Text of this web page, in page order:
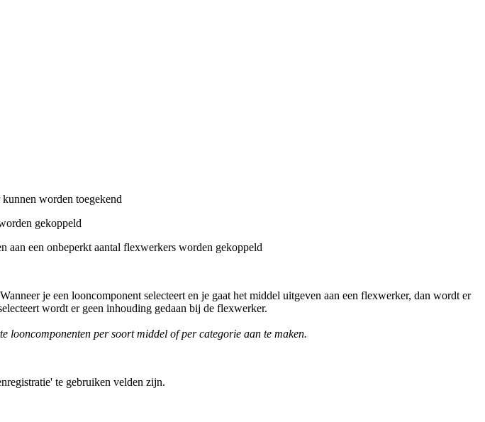
worden toegekend
gekoppeld
aan een onbeperkt aantal flexwerkers worden gekoppeld
Wanneer je een looncomponent selecteert en je gaat het middel uitgeven aan een flexwerker, dan wordt er
wordt er geen inhouding gedaan bij de flexwerker.
looncomponenten per soort middel of per categorie aan te maken.
te gebruiken velden zijn.